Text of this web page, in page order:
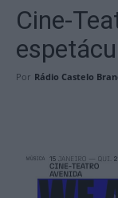
Cine-
Por Rádio Castelo